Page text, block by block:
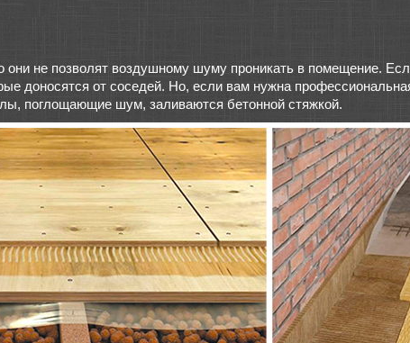
не позволят воздушному шуму проникать в помещение.
доносятся от соседей. Но, если вам нужна
поглощающие шум, заливаются бетонной стяжкой.